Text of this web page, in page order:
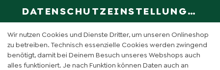
DATENSCHUTZEINSTELLUNGEN
Wir nutzen Cookies und Dienste Dritter, um unseren Onlineshop
zu betreiben. Technisch essenzielle Cookies werden zwingend
benötigt, damit bei Deinem Besuch unseres Webshops auch
alles funktioniert. Je nach Funktion können Daten auch an
DE